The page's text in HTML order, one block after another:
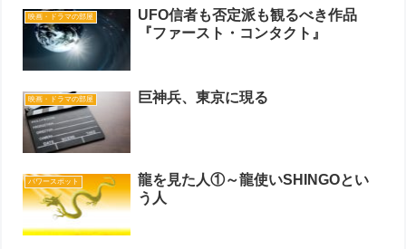
映画・ドラマの部屋
UFO信者も否定派も観るべき作品
『ファースト・コンタクト』
映画・ドラマの部屋 巨神兵、東京に現る
パワースポット
龍を見た人①～龍使いSHINGOとい
う人